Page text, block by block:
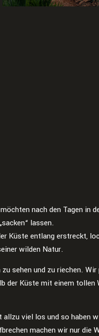
nach den Tagen in
lassen.
Küste entlang erstreckt,
wilden Natur.
sehen und zu riechen. Wir
der Küste mit einem tollen
viel los und so haben
machen wir nur die